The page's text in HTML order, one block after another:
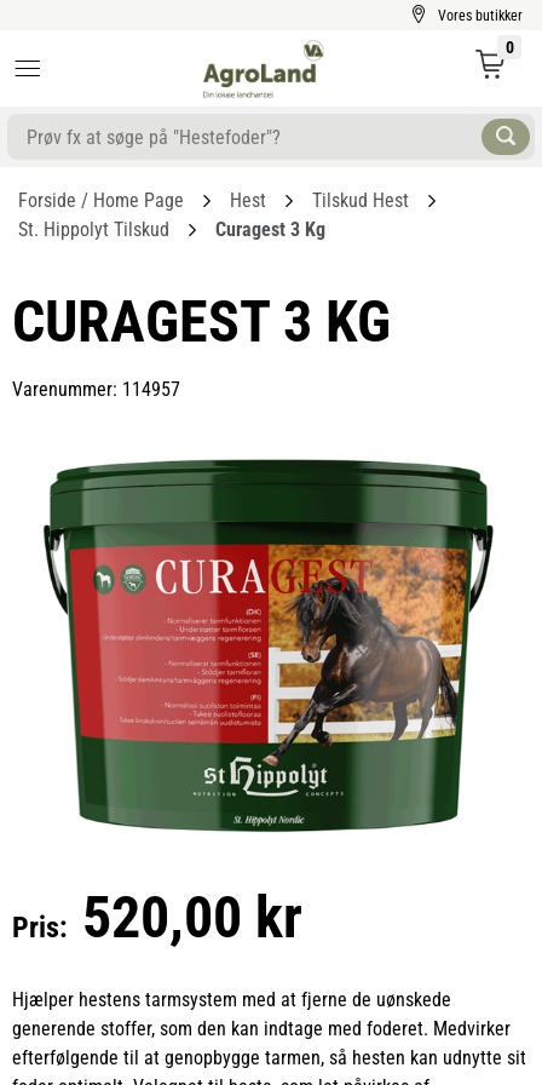
Vores butikker
0
Forside / Home Page Hest
Tilskud Hest
St. Hippolyt Tilskud
Curagest 3 Kg
CURAGEST 3 KG
Varenummer: 114957
Pris: 520,00 kr
Hjælper hestens tarmsystem med at fjerne de uønskede
generende stoffer, som den kan indtage med foderet. Medvirker
efterfølgende til at genopbygge tarmen, så hesten kan udnytte sit